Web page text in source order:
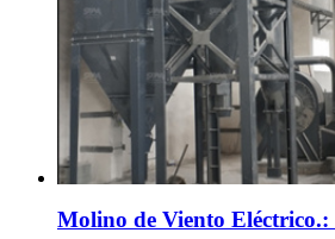
Molino de Viento Eléctrico.: